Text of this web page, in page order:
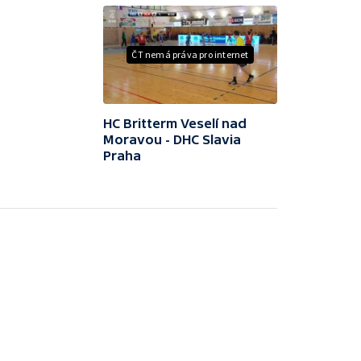
ČT nemá práva pro internet
HC Britterm Veselí nad
Moravou - DHC Slavia
Praha